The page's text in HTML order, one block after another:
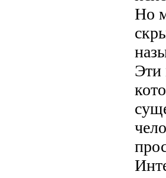
Но
Эти